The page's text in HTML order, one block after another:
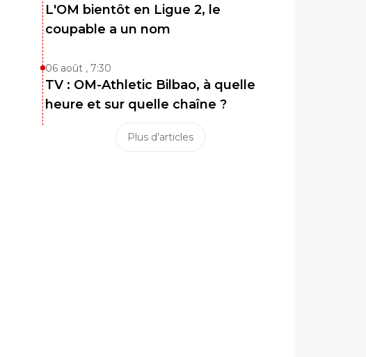
L'OM bientôt en Ligue 2, le
coupable a un nom
06 août , 7:30
TV : OM-Athletic Bilbao, à quelle
heure et sur quelle chaîne ?
Plus d'articles